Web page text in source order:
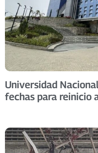
Universidad
fechas para reinicio